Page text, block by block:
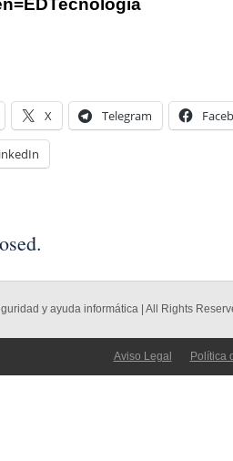
X Telegram
y ayuda informática | All Rights
Aviso Legal Política